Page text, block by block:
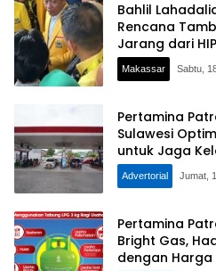
Bahlil
Rencana
Jarang dari
Makassar Sabtu,
Pertamina
Sulawesi
untuk Jaga
di Seluruh
Advertorial Jumat,
Pertamina
Bright Gas,
dengan Harga